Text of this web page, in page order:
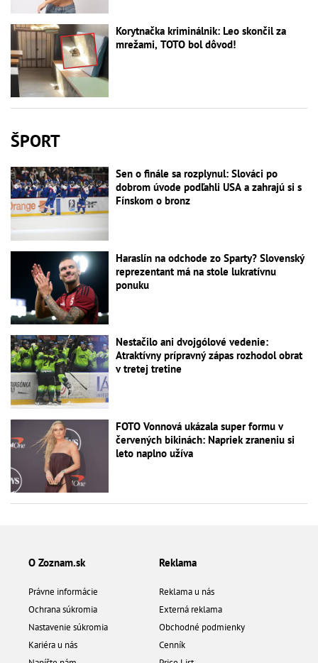
Korytnačka kriminálnik: Leo skončil za
mrežami, TOTO bol dôvod!
ŠPORT
Sen o finále sa rozplynul: Slováci po
dobrom úvode podľahli USA a zahrajú si s
Fínskom o bronz
Haraslín na odchode zo Sparty? Slovenský
reprezentant má na stole lukratívnu
ponuku
Nestačilo ani dvojgólové vedenie:
Atraktívny prípravný zápas rozhodol obrat
v tretej tretine
FOTO Vonnová ukázala super formu v
červených bikinách: Napriek zraneniu si
leto naplno užíva
O Zoznam.sk
Právne informácie
Ochrana súkromia
Nastavenie súkromia
Kariéra u nás
Reklama
Reklama u nás
Externá reklama
Obchodné podmienky
Cenník